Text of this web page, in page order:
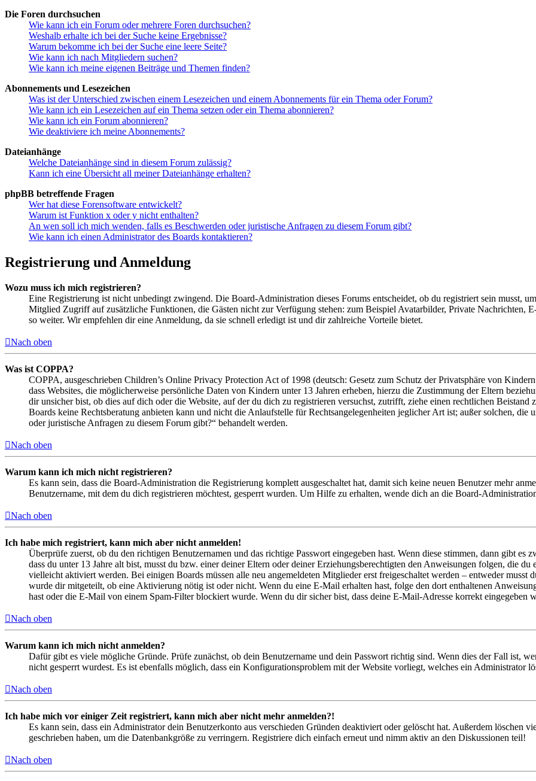
Die Foren durchsuchen
Wie kann ich ein Forum oder mehrere Foren durchsuchen?
Weshalb erhalte ich bei der Suche keine Ergebnisse?
Warum bekomme ich bei der Suche eine leere Seite?
Wie kann ich nach Mitgliedern suchen?
Wie kann ich meine eigenen Beiträge und Themen finden?
Abonnements und Lesezeichen
Was ist der Unterschied zwischen einem Lesezeichen und einem Abonnements für ein Thema oder Forum?
Wie kann ich ein Lesezeichen auf ein Thema setzen oder ein Thema abonnieren?
Wie kann ich ein Forum abonnieren?
Wie deaktiviere ich meine Abonnements?
Dateianhänge
Welche Dateianhänge sind in diesem Forum zulässig?
Kann ich eine Übersicht all meiner Dateianhänge erhalten?
phpBB betreffende Fragen
Wer hat diese Forensoftware entwickelt?
Warum ist Funktion x oder y nicht enthalten?
An wen soll ich mich wenden, falls es Beschwerden oder juristische Anfragen zu diesem Forum gibt?
Wie kann ich einen Administrator des Boards kontaktieren?
Registrierung und Anmeldung
Wozu muss ich mich registrieren?
Eine Registrierung ist nicht unbedingt zwingend. Die Board-Administration dieses Forums entscheidet, ob du registriert sein musst,
Mitglied Zugriff auf zusätzliche Funktionen, die Gästen nicht zur Verfügung stehen: zum Beispiel Avatarbilder, Private Nachrichten,
so weiter. Wir empfehlen dir eine Anmeldung, da sie schnell erledigt ist und dir zahlreiche Vorteile bietet.
Nach oben
Was ist COPPA?
COPPA, ausgeschrieben Children’s Online Privacy Protection Act of 1998 (deutsch: Gesetz zum Schutz der Privatsphäre von
dass Websites, die möglicherweise persönliche Daten von Kindern unter 13 Jahren erheben, hierzu die Zustimmung der Eltern
dir unsicher bist, ob dies auf dich oder die Website, auf der du dich zu registrieren versuchst, zutrifft, ziehe einen rechtlichen
Boards keine Rechtsberatung anbieten kann und nicht die Anlaufstelle für Rechtsangelegenheiten jeglicher Art ist; außer solchen,
oder juristische Anfragen zu diesem Forum gibt?“ behandelt werden.
Nach oben
Warum kann ich mich nicht registrieren?
Es kann sein, dass die Board-Administration die Registrierung komplett ausgeschaltet hat, damit sich keine neuen Benutzer mehr
Benutzername, mit dem du dich registrieren möchtest, gesperrt wurden. Um Hilfe zu erhalten, wende dich an die Board-
Nach oben
Ich habe mich registriert, kann mich aber nicht anmelden!
Überprüfe zuerst, ob du den richtigen Benutzernamen und das richtige Passwort eingegeben hast. Wenn diese stimmen, dann gibt es
dass du unter 13 Jahre alt bist, musst du bzw. einer deiner Eltern oder deiner Erziehungsberechtigten den Anweisungen folgen, die
vielleicht aktiviert werden. Bei einigen Boards müssen alle neu angemeldeten Mitglieder erst freigeschaltet werden – entweder musst
wurde dir mitgeteilt, ob eine Aktivierung nötig ist oder nicht. Wenn du eine E-Mail erhalten hast, folge den dort enthaltenen
hast oder die E-Mail von einem Spam-Filter blockiert wurde. Wenn du dir sicher bist, dass deine E-Mail-Adresse korrekt eingegeben
Nach oben
Warum kann ich mich nicht anmelden?
Dafür gibt es viele mögliche Gründe. Prüfe zunächst, ob dein Benutzername und dein Passwort richtig sind. Wenn dies der Fall ist,
nicht gesperrt wurdest. Es ist ebenfalls möglich, dass ein Konfigurationsproblem mit der Website vorliegt, welches ein Administrator
Nach oben
Ich habe mich vor einiger Zeit registriert, kann mich aber nicht mehr anmelden?!
Es kann sein, dass ein Administrator dein Benutzerkonto aus verschieden Gründen deaktiviert oder gelöscht hat. Außerdem löschen
geschrieben haben, um die Datenbankgröße zu verringern. Registriere dich einfach erneut und nimm aktiv an den Diskussionen teil!
Nach oben